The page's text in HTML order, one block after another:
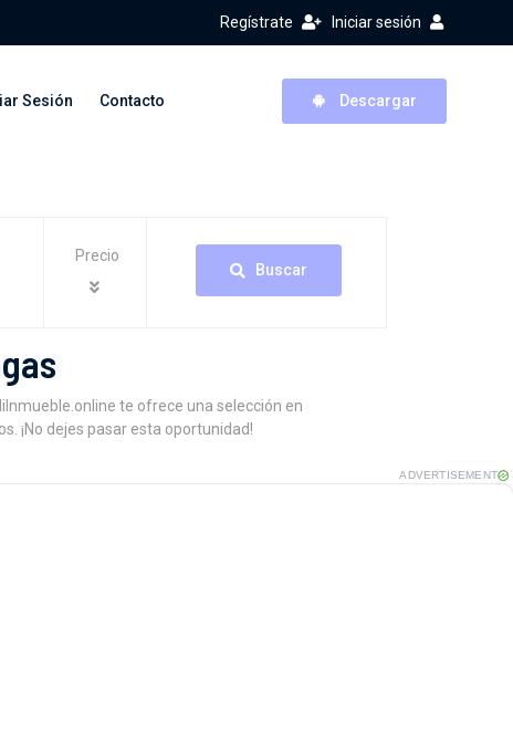
Regístrate Iniciar sesión
Sesión Contacto Descargar
Precio
Buscar
te ofrece una selección en
¡No dejes pasar esta oportunidad!
ADVERTISEMENT